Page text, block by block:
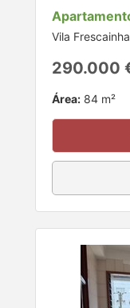
Vila
290.000
Área: 84 m²